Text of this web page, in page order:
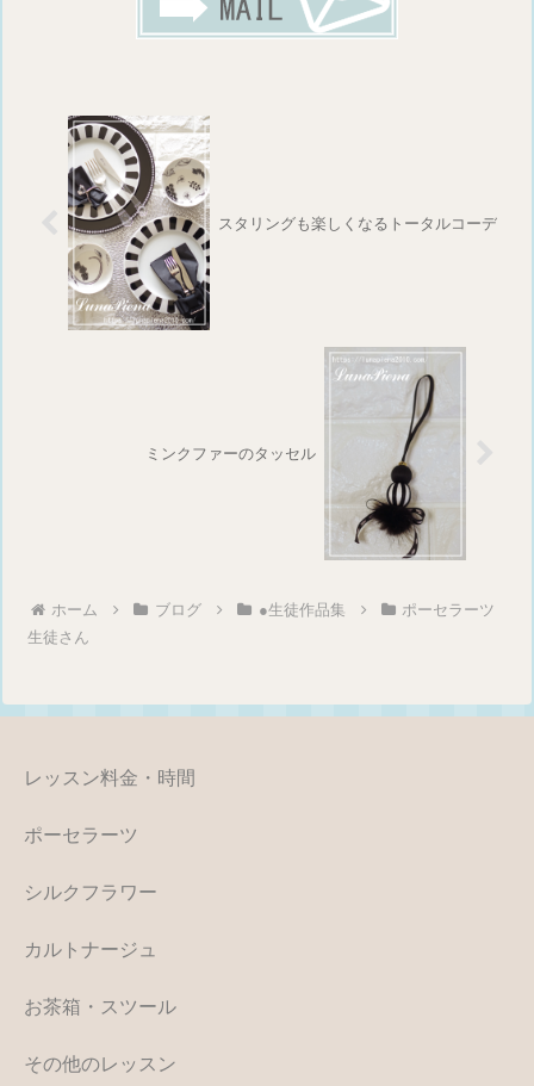
スタリングも楽しくなるトータルコーデ
ミンクファーのタッセル
ホーム ブログ ●生徒作品集
ポーセラーツ
生徒さん
レッスン料金・時間
ポーセラーツ
シルクフラワー
カルトナージュ
お茶箱・スツール
その他のレッスン